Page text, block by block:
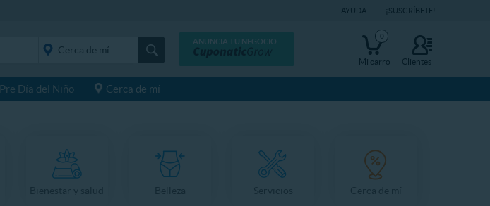
AYUDA ¡SUSCRÍBETE!
ANUNCIA TU NEGOCIO
Clientes
placeholder="Todo el
0
Mi carro
Pre Día del Niño Cerca de mí